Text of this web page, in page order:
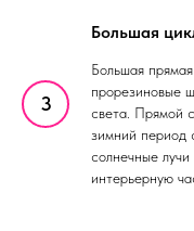
Большая
Большая
прорезиновые
света. Прямой
зимний период
солнечные
интерьерную